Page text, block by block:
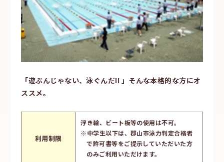
「遊ぶんじゃない、泳ぐんだ!! 」そんな本格的な方にオ
ススメ。
利用制限
浮き輪、ビート板等の使用は不可。
※中学生以下は、郡山市泳力判定合格者
で許可書等をご提示していただいた方
のみご利用いただけます。